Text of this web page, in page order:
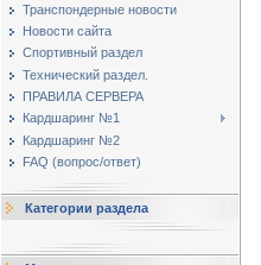
Транспондерные новости
Новости сайта
Спортивный раздел
Технический раздел.
ПРАВИЛА СЕРВЕРА
Кардшаринг №1
Кардшаринг №2
FAQ (вопрос/ответ)
Категории раздела